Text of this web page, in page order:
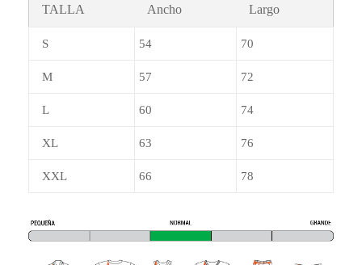
TALLA Ancho Largo
S 54 70
M 57 72
L 60 74
XL 63 76
XXL 66 78